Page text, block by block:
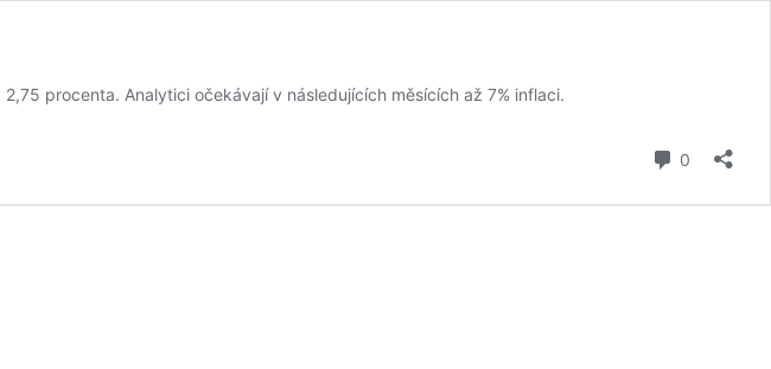
procenta. Analytici očekávají v následujících měsících až 7% inflaci.
0 komentářů